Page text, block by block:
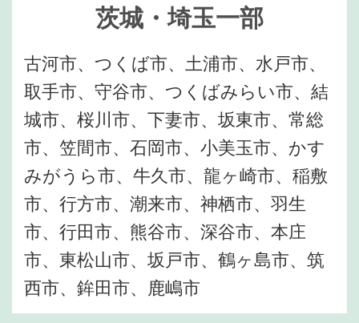
茨城・埼玉一部
古河市、つくば市、土浦市、水戸市、
取手市、守谷市、つくばみらい市、結
城市、桜川市、下妻市、坂東市、常総
市、笠間市、石岡市、小美玉市、かす
みがうら市、牛久市、龍ヶ崎市、稲敷
市、行方市、潮来市、神栖市、羽生
市、行田市、熊谷市、深谷市、本庄
市、東松山市、坂戸市、鶴ヶ島市、筑
西市、鉾田市、鹿嶋市